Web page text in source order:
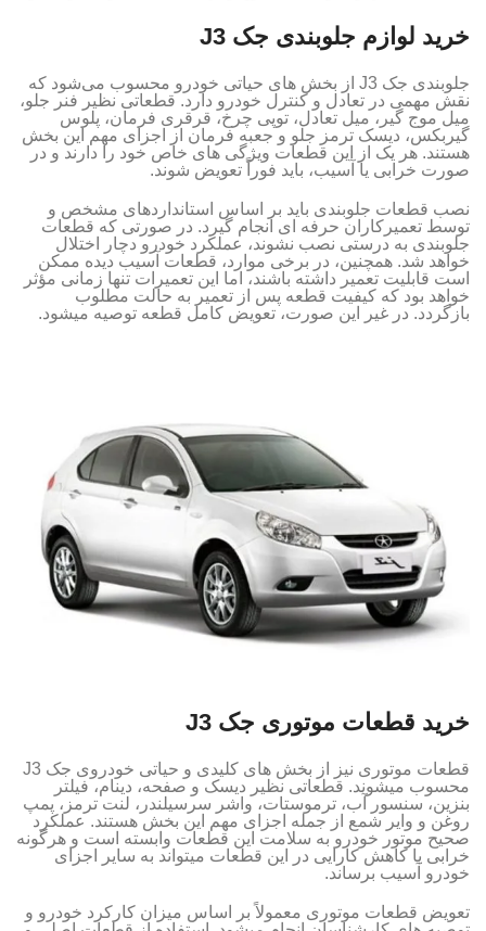
خرید لوازم جلوبندی جک J3
جلوبندی جک J3 از بخش‌ های حیاتی خودرو محسوب می‌شود که
نقش مهمی در تعادل و کنترل خودرو دارد. قطعاتی نظیر فنر جلو،
میل موج‌ گیر، میل تعادل، توپی چرخ، قرقری فرمان، پلوس
گیربکس، دیسک ترمز جلو و جعبه فرمان از اجزای مهم این بخش
هستند. هر یک از این قطعات ویژگی‌ های خاص خود را دارند و در
صورت خرابی یا آسیب، باید فوراً تعویض شوند.
نصب قطعات جلوبندی باید بر اساس استانداردهای مشخص و
توسط تعمیرکاران حرفه‌ ای انجام گیرد. در صورتی که قطعات
جلوبندی به درستی نصب نشوند، عملکرد خودرو دچار اختلال
خواهد شد. همچنین، در برخی موارد، قطعات آسیب‌ دیده ممکن
است قابلیت تعمیر داشته باشند، اما این تعمیرات تنها زمانی مؤثر
خواهد بود که کیفیت قطعه پس از تعمیر به حالت مطلوب
بازگردد. در غیر این صورت، تعویض کامل قطعه توصیه میشود.
خرید قطعات موتوری جک J3
قطعات موتوری نیز از بخش‌ های کلیدی و حیاتی خودروی جک J3
محسوب میشوند. قطعاتی نظیر دیسک و صفحه، دینام، فیلتر
بنزین، سنسور آب، ترموستات، واشر سرسیلندر، لنت ترمز، پمپ
روغن و وایر شمع از جمله اجزای مهم این بخش هستند. عملکرد
صحیح موتور خودرو به سلامت این قطعات وابسته است و هرگونه
خرابی یا کاهش کارایی در این قطعات میتواند به سایر اجزای
خودرو آسیب برساند.
تعویض قطعات موتوری معمولاً بر اساس میزان کارکرد خودرو و